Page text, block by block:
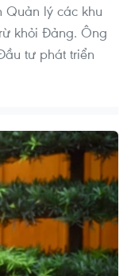
Quản lý các khu
khỏi Đảng. Ông
tư phát triển